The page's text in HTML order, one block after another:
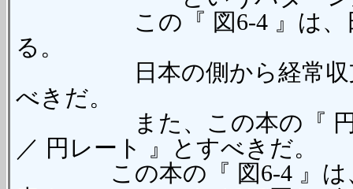
この『 図6-4 』は、日本
る。
日本の側から経常収支を
べきだ。
また、この本の『 円ド
／ 円レート 』とすべきだ。
この本の『 図6-4 』は、